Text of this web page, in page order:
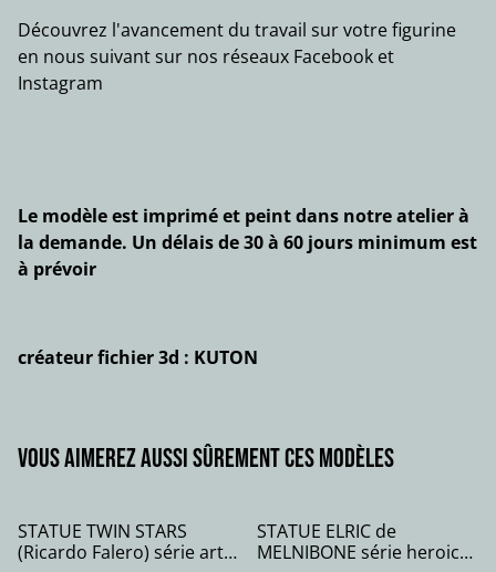
Découvrez l'avancement du travail sur votre figurine
en nous suivant sur nos réseaux Facebook et
Instagram
Le modèle est imprimé et peint dans notre atelier à
la demande. Un délais de 30 à 60 jours minimum est
à prévoir
créateur fichier 3d : KUTON
Vous aimerez aussi sûrement ces modèles
STATUE TWIN STARS
(Ricardo Falero) série art
STATUE ELRIC de
MELNIBONE série heroic